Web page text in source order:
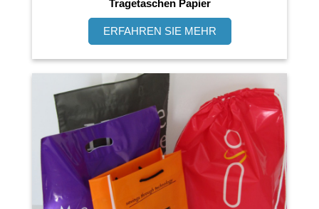
Tragetaschen Papier
ERFAHREN SIE MEHR